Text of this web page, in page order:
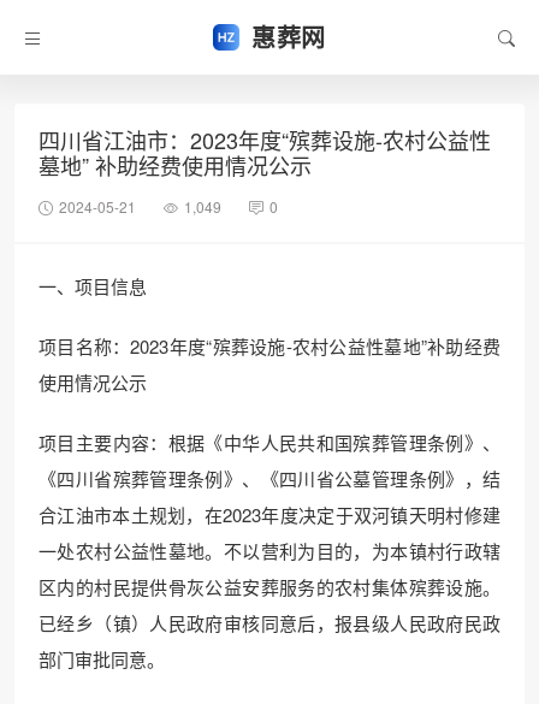
惠葬网
四川省江油市：2023年度“殡葬设施-农村公益性
墓地” 补助经费使用情况公示
2024-05-21 1,049 0
一、项目信息
项目名称：2023年度“殡葬设施-农村公益性墓地”补助经费
使用情况公示
项目主要内容：根据《中华人民共和国殡葬管理条例》、
《四川省殡葬管理条例》、《四川省公墓管理条例》，结
合江油市本土规划，在2023年度决定于双河镇天明村修建
一处农村公益性墓地。不以营利为目的，为本镇村行政辖
区内的村民提供骨灰公益安葬服务的农村集体殡葬设施。
已经乡（镇）人民政府审核同意后，报县级人民政府民政
部门审批同意。